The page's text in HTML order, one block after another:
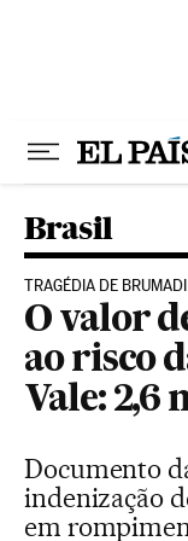
Brasil
TRAGÉDIA DE
O valor
ao risco
Vale: 2,6
Documento
indenização
em